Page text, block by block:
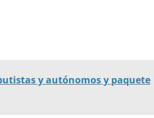
y autónomos y paquete